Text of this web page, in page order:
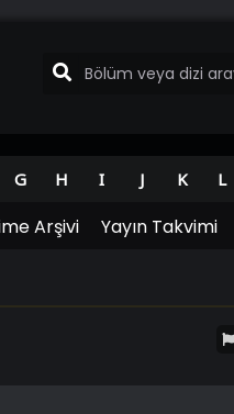
G H I J K L
Arşivi Yayın Takvimi